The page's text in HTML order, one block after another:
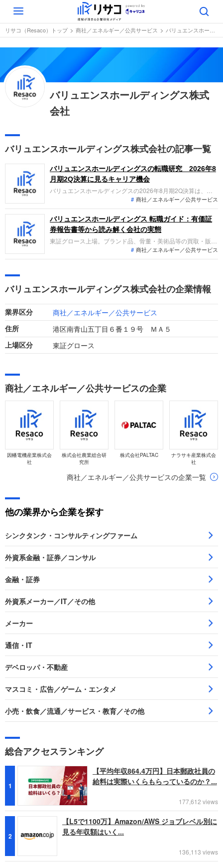
Toggle
navigation
リサコ（Resaco）トップ 商社／エネルギー／公共サービス バリュエンスホールディングス株式会社
バリュエンスホールディングス株式
会社
バリュエンスホールディングス株式会社の記事一覧
バリュエンスホールディングスの転職研究 2026年8
月期2Q決算に見るキャリア機会
バリュエンスホールディングスの2026年8月期2Q決算は、営
業利益が前年比5.1倍の35億円と過去最高を更新。小売比率
25%到達や通期予想の上方修正など、高収益体質への転換が鮮
明です。「なぜ今バリュエンスなのか？」「転職希望者がどの
事業で、どんな役割を担えるのか」を整理します。
商社／エネルギー／公共サービス
バリュエンスホールディングス 転職ガイド：有価証
券報告書等から読み解く会社の実態
東証グロース上場。ブランド品、骨董・美術品等の買取・販売
を行うリユース事業を展開。第14期は売上高が過去最高を更新
し増収。利益面では営業利益、経常利益、当期純利益がいずれ
商社／エネルギー／公共サービス
バリュエンスホールディングス株式会社の企業情報
業界区分 商社／エネルギー／公共サービス
住所 港区南青山五丁目６番１９号 ＭＡ５
上場区分 東証グロース
商社／エネルギー／公共サービスの企業
因幡電機産業株式会
社
株式会社農業総合研
究所
株式会社PALTAC
ナラサキ産業株式会
社
商社／エネルギー／公共サービスの企業一覧
他の業界から企業を探す
シンクタンク・コンサルティングファーム
外資系金融・証券／コンサル
金融・証券
外資系メーカー／IT／その他
メーカー
通信・IT
デベロッパ・不動産
マスコミ・広告／ゲーム・エンタメ
小売・飲食／流通／サービス・教育／その他
総合アクセスランキング
1
【平均年収864.4万円】日本郵政社員の
給料は実際いくらもらっているのか？...
177,612 views
2
【L5で1100万】Amazon/AWS ジョブレベル別に
見る年収額はいく...
136,113 views